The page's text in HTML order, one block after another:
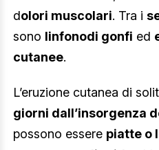
dolori muscolari. Tra i
sono linfonodi gonfi ed
cutanee.
L’eruzione cutanea di
giorni dall’insorgenza
possono essere piatte o